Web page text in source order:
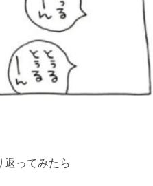
返ってみたら